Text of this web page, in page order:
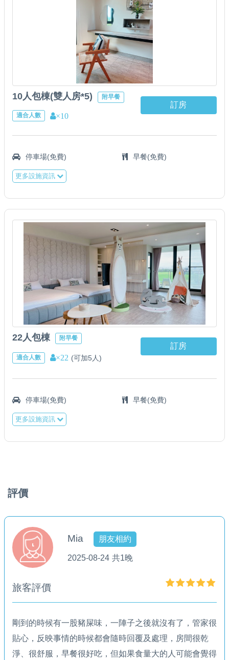
10人包棟(雙人房*5) 附早餐
適合人數 ×10
訂房
停車場(免費) 早餐(免費)
更多設施資訊
22人包棟 附早餐
適合人數 ×22 (可加5人)
訂房
停車場(免費) 早餐(免費)
更多設施資訊
評價
Mia 朋友相約
2025-08-24 共1晚
旅客評價
剛到的時候有一股豬屎味，一陣子之後就沒有了，管家很
貼心，反映事情的時候都會隨時回覆及處理，房間很乾
淨、很舒服，早餐很好吃，但如果食量大的人可能會覺得